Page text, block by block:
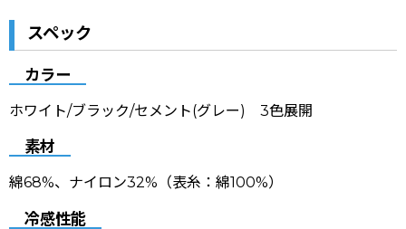
スペック
カラー
ホワイト/ブラック/セメント(グレー) 3色展開
素材
綿68%、ナイロン32%（表糸：綿100%）
冷感性能